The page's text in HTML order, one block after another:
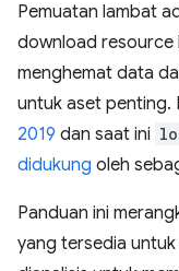
Pemuatan lambat
download resource
menghemat data
untuk aset penting.
2019 dan saat ini
didukung oleh
Panduan ini
yang tersedia